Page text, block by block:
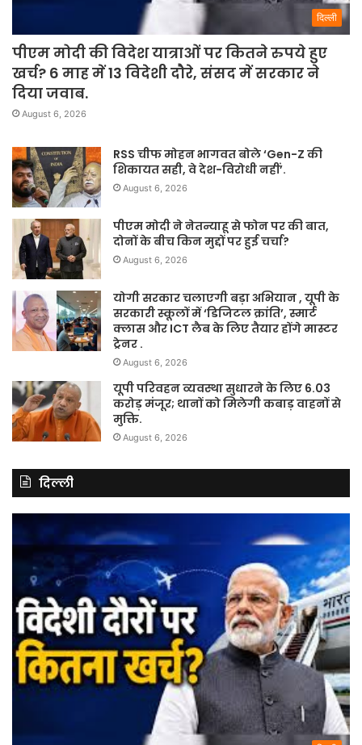
दिल्ली
पीएम मोदी की विदेश यात्राओं पर कितने रुपये हुए
खर्च? 6 माह में 13 विदेशी दौरे, संसद में सरकार ने
दिया जवाब.
August 6, 2026
RSS चीफ मोहन भागवत बोले ‘Gen-Z की
शिकायत सही, वे देश-विरोधी नहीं’.
August 6, 2026
पीएम मोदी ने नेतन्याहू से फोन पर की बात,
दोनों के बीच किन मुद्दों पर हुई चर्चा?
August 6, 2026
योगी सरकार चलाएगी बड़ा अभियान , यूपी के
सरकारी स्कूलों में ‘डिजिटल क्रांति’, स्मार्ट
क्लास और ICT लैब के लिए तैयार होंगे मास्टर
ट्रेनर .
August 6, 2026
यूपी परिवहन व्यवस्था सुधारने के लिए 6.03
करोड़ मंजूर; थानों को मिलेगी कबाड़ वाहनों से
मुक्ति.
August 6, 2026
दिल्ली